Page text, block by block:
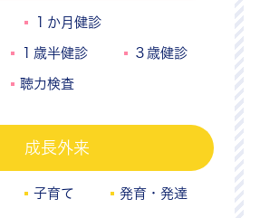
１か月健診
１歳半健診 ３歳健診
聴力検査
成長外来
子育て 発育・発達